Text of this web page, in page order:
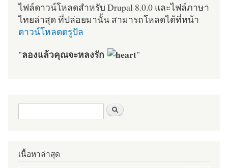
ไฟล์ดาวน์โหลดสำหรับ Drupal 8.0.0 และไฟล์ภาษา
ไทยล่าสุด ที่ปล่อยมานั้น สามารถโหลดได้ที่หน้า
ดาวน์โหลดดรูปัล
"ลองแล้วคุณจะหลงรัก "
ฟอร์มค้นหา
เนื้อหาล่าสุด